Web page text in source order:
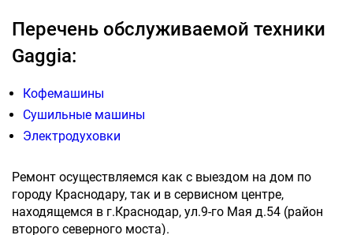
Перечень обслуживаемой техники
Gaggia:
Кофемашины
Сушильные машины
Электродуховки
Ремонт осуществляемся как с выездом на дом по
городу Краснодару, так и в сервисном центре,
находящемся в г.Краснодар, ул.9-го Мая д.54 (район
второго северного моста).